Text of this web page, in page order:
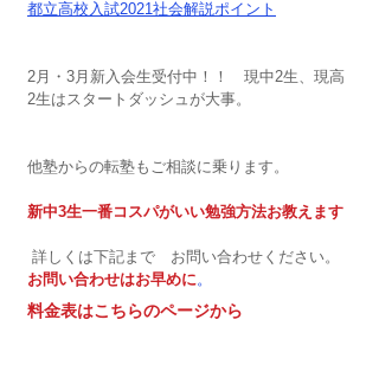
都立高校入試2021社会解説ポイント
2月・3月新入会生受付中！！　現中2生、現高
2生はスタートダッシュが大事。
他塾からの転塾もご相談に乗ります。
新中3生一番コスパがいい勉強方法お教えます
詳しくは下記まで　お問い合わせください。
お問い合わせはお早めに 。
料金表はこちらのページから